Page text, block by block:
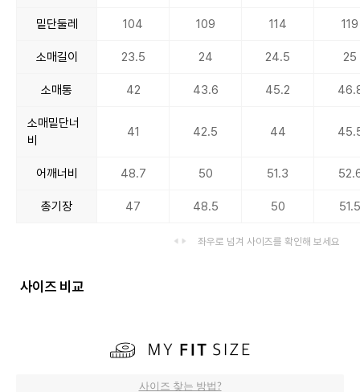
밑단둘레 104 109 114 119
소매길이 23.5 24 24.5 25
소매통 42 43.6 45.2
소매밑단너
비
41 42.5 44
어깨너비 48.7 50 51.3
총기장 47 48.5 50
좌우로 넘겨 사이즈를 확인해 보세요
사이즈 비교